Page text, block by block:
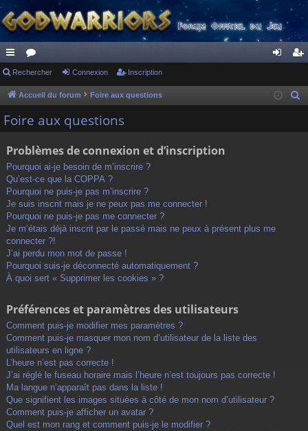
ac
co
ur
s
or
u ne cri
Rechercher Connexion Inscription
Accueil du forum Foire aux questions
Foire aux questions
Problèmes de connexion et d’inscription
Pourquoi ai-je besoin de m’inscrire ?
Qu’est-ce que la COPPA ?
Pourquoi ne puis-je pas m’inscrire ?
Je suis inscrit mais je ne peux pas me connecter !
Pourquoi ne puis-je pas me connecter ?
Je m’étais déjà inscrit par le passé mais ne peux à présent plus me
connecter ?!
J’ai perdu mon mot de passe !
Pourquoi suis-je déconnecté automatiquement ?
À quoi sert « Supprimer les cookies » ?
Préférences et paramètres des utilisateurs
Comment puis-je modifier mes paramètres ?
Comment puis-je masquer mon nom d’utilisateur de la liste des
utilisateurs en ligne ?
L’heure n’est pas correcte !
J’ai réglé le fuseau horaire mais l’heure n’est toujours pas correcte !
Ma langue n’apparaît pas dans la liste !
Que signifient les images situées à côté de mon nom d’utilisateur ?
Comment puis-je afficher un avatar ?
Quel est mon rang et comment puis-je le modifier ?